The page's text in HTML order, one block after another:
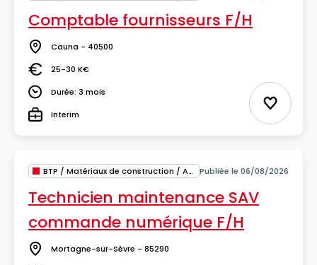
Comptable fournisseurs F/H
Lieu Cauna - 40500
Salaire25-30 K€
DuréeDurée: 3 mois
TypeInterim Ajouter
BTP / Matériaux de construction / Architecture Publiée le 06/08/2026
Technicien maintenance SAV
commande numérique F/H
Lieu Mortagne-sur-Sèvre - 85290